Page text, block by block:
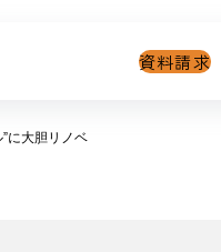
資料請求
に大胆リノベ